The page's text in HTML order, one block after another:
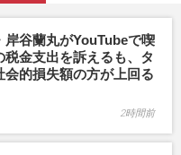
岸谷蘭丸がYouTubeで喫
金支出を訴えるも、タ
会的損失額の方が上回る
2時間前